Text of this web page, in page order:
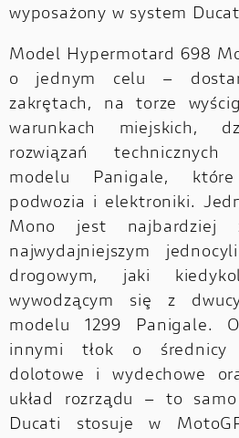
wyposażony w system
Model Hypermotard 698
o jednym celu –
zakrętach, na torze
warunkach miejskich,
rozwiązań
modelu Panigale,
podwozia i elektroniki.
Mono jest najbardziej
najwydajniejszym
drogowym, jaki
wywodzącym się z
modelu 1299 Panigale.
innymi tłok o średnicy
dolotowe i wydechowe
układ rozrządu – to
Ducati stosuje w